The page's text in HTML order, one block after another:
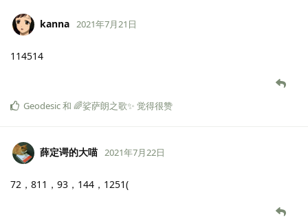
kanna 2021年7月21日
114514
Geodesic和 🌈娑萨朗之歌✨ 觉得很赞
薛定谔的大喵 2021年7月22日
72，811，93，144，1251(